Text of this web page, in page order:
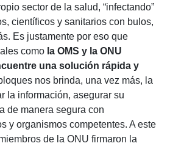
sector de la salud, “infectando”
científicos y sanitarios con bulos,
Es justamente por eso que
como la OMS y la ONU
una solución rápida y
nos brinda, una vez más, la
la información, asegurar su
de manera segura con
y organismos competentes. A este
de la ONU firmaron la